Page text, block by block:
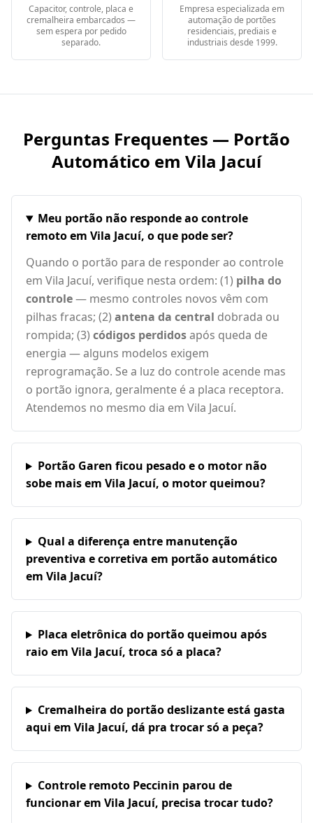
Capacitor, controle, placa e
cremalheira embarcados —
sem espera por pedido
separado.
Empresa especializada em
automação de portões
residenciais, prediais e
industriais desde 1999.
Perguntas Frequentes — Portão
Automático em Vila Jacuí
Meu portão não responde ao controle
remoto em Vila Jacuí, o que pode ser?
Quando o portão para de responder ao controle
em Vila Jacuí, verifique nesta ordem: (1) pilha do
controle— mesmo controles novos vêm com
pilhas fracas; (2) antena da central dobrada ou
rompida; (3) códigos perdidosapós queda de
energia — alguns modelos exigem
reprogramação. Se a luz do controle acende mas
o portão ignora, geralmente é a placa receptora.
Atendemos no mesmo dia em Vila Jacuí.
Portão Garen ficou pesado e o motor não
sobe mais em Vila Jacuí, o motor queimou?
Qual a diferença entre manutenção
preventiva e corretiva em portão automático
em Vila Jacuí?
Placa eletrônica do portão queimou após
raio em Vila Jacuí, troca só a placa?
Cremalheira do portão deslizante está gasta
aqui em Vila Jacuí, dá pra trocar só a peça?
Controle remoto Peccinin parou de
funcionar em Vila Jacuí, precisa trocar tudo?